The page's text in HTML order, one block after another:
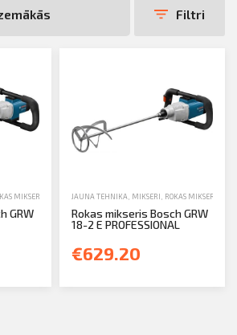
PIETEIKTIES
Filtri
MIKSERI ROKAS UN ELEKTROINSTRUMENTI
GRW
JAUNA TEHNIKA MIKSERI ROKAS MIKSERI
Rokas mikseris Bosch GRW
18-2 E PROFESSIONAL
€629.20